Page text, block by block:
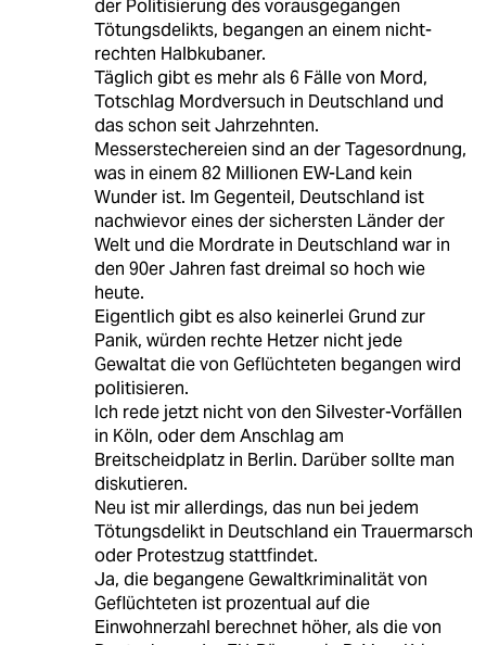
der Politisierung des vorausgegangen
Tötungsdelikts, begangen an einem nicht-
rechten Halbkubaner.
Täglich gibt es mehr als 6 Fälle von Mord,
Totschlag Mordversuch in Deutschland und
das schon seit Jahrzehnten.
Messerstechereien sind an der Tagesordnung,
was in einem 82 Millionen EW-Land kein
Wunder ist. Im Gegenteil, Deutschland ist
nachwievor eines der sichersten Länder der
Welt und die Mordrate in Deutschland war in
den 90er Jahren fast dreimal so hoch wie
heute.
Eigentlich gibt es also keinerlei Grund zur
Panik, würden rechte Hetzer nicht jede
Gewaltat die von Geflüchteten begangen wird
politisieren.
Ich rede jetzt nicht von den Silvester-Vorfällen
in Köln, oder dem Anschlag am
Breitscheidplatz in Berlin. Darüber sollte man
diskutieren.
Neu ist mir allerdings, das nun bei jedem
Tötungsdelikt in Deutschland ein Trauermarsch
oder Protestzug stattfindet.
Ja, die begangene Gewaltkriminalität von
Geflüchteten ist prozentual auf die
Einwohnerzahl berechnet höher, als die von